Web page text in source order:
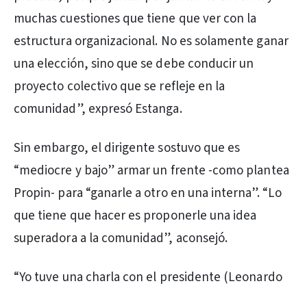
muchas cuestiones que tiene que ver con la
estructura organizacional. No es solamente ganar
una elección, sino que se debe conducir un
proyecto colectivo que se refleje en la
comunidad”, expresó Estanga.
Sin embargo, el dirigente sostuvo que es
“mediocre y bajo” armar un frente -como plantea
Propin- para “ganarle a otro en una interna”. “Lo
que tiene que hacer es proponerle una idea
superadora a la comunidad”, aconsejó.
“Yo tuve una charla con el presidente (Leonardo